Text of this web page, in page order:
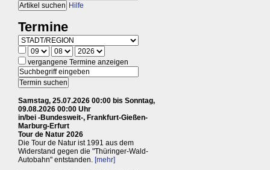
Hilfe
Termine
vergangene Termine anzeigen
Samstag, 25.07.2026 00:00 bis Sonntag,
09.08.2026 00:00 Uhr
in/bei -Bundesweit-, Frankfurt-Gießen-
Marburg-Erfurt
Tour de Natur 2026
Die Tour de Natur ist 1991 aus dem
Widerstand gegen die "Thüringer-Wald-
Autobahn" entstanden. [mehr]